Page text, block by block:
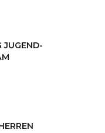
JUGEND-